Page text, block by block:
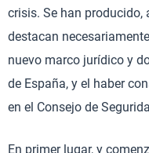
crisis. Se han producido,
destacan
nuevo marco jurídico y
de España, y el haber
en el Consejo de
En primer lugar, y